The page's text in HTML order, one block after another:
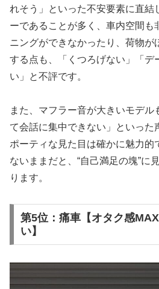
れそう」といった不安要素に直結
ーであることが多く、車内空間も
ニングができなかったり、荷物が
する点も、「くつろげない」「デ
い」と不評です。
また、マフラー音が大きいモデル
て会話に集中できない」といった
ポーティな見た目は確かに魅力的
ないままだと、“自己満足の塊”に
ります。
第5位：痛車【オタク感
い】